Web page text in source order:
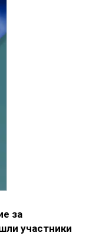
за
участники